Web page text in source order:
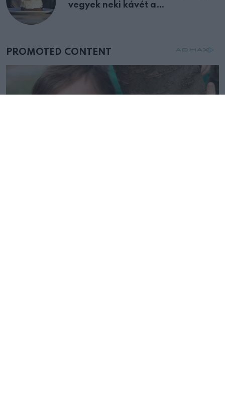
vegyek neki kávét a